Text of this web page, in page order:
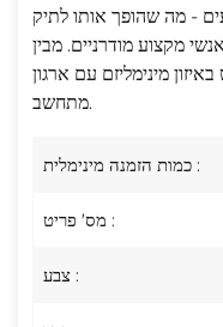
- מה שהופך אותו לתיק
מקצוע מודרניים. מבין
מינימליזם עם ארגון
מתחשב.
כמות הזמנה מינימלית :
מס' פריט :
צבע :